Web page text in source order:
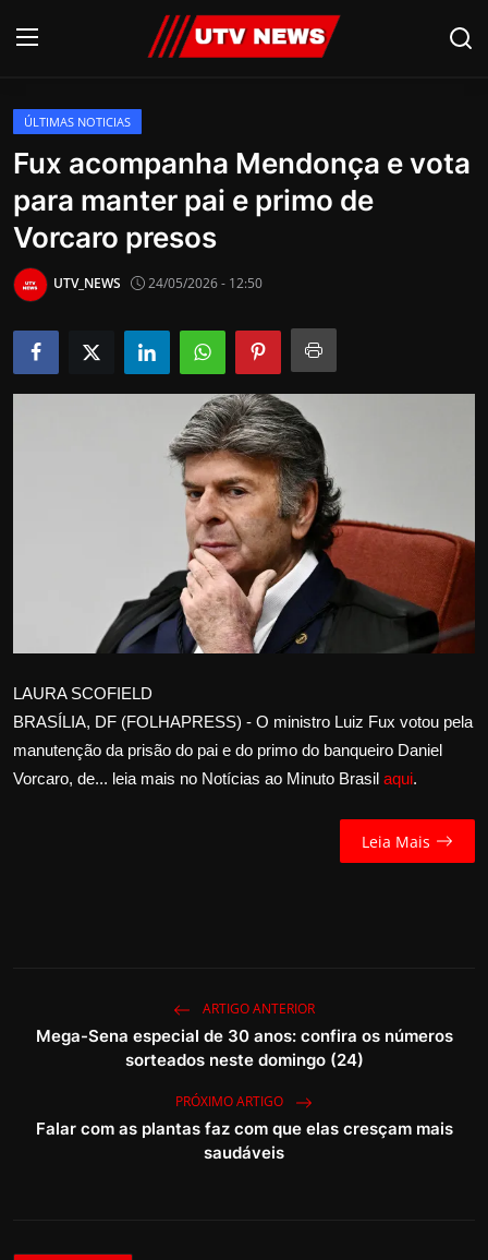
AO VIVO
PIRACICABA
CAMPINAS
LIMEIRA
ESPIRITO SANTO
Política
Saúde
ÚLTIMAS NOTICIAS
Fux acompanha Mendonça e vota
para manter pai e primo de
Vorcaro presos
UTV_NEWS 24/05/2026 - 12:50
LAURA SCOFIELD
BRASÍLIA, DF (FOLHAPRESS) - O ministro Luiz Fux votou pela
manutenção da prisão do pai e do primo do banqueiro Daniel
Vorcaro, de... leia mais no Notícias ao Minuto Brasil aqui.
Leia Mais
ARTIGO ANTERIOR
Mega-Sena especial de 30 anos: confira os números
sorteados neste domingo (24)
PRÓXIMO ARTIGO
Falar com as plantas faz com que elas cresçam mais
saudáveis